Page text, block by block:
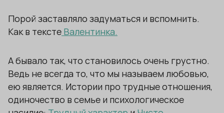
Порой заставляло задуматься и вспомнить.
Как в тексте Валентинка.
А бывало так, что становилось очень грустно.
Ведь не всегда то, что мы называем любовью,
ею является. Истории про трудные отношения,
одиночество в семье и психологическое